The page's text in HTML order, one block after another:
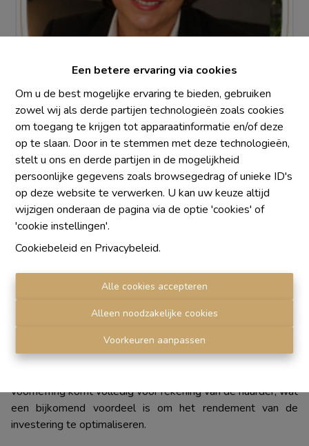
Een betere ervaring via cookies
Om u de best mogelijke ervaring te bieden, gebruiken
zowel wij als derde partijen technologieën zoals cookies
om toegang te krijgen tot apparaatinformatie en/of deze
op te slaan. Door in te stemmen met deze technologieën,
stelt u ons en derde partijen in de mogelijkheid
persoonlijke gegevens zoals browsegedrag of unieke ID's
op deze website te verwerken. U kan uw keuze altijd
wijzigen onderaan de pagina via de optie 'cookies' of
'cookie instellingen'.
Cookiebeleid en Privacybeleid.
Alle cookies accepteren
Alleen noodzakelijke cookies
Voorkeuren aanpassen
1 1 2 166 m²
177 m²
Water Lane Real Estate presenteert u deze uitstekende
investeringskans op een ideale locatie: een winkelpand dat
momenteel is ingericht als wellnesscentrum/spa, verdeeld
over drie verdiepingen en dat een gegarandeerd
huurinkomen oplevert.
Het pand is momenteel verhuurd via een commerciële
huurovereenkomst die loopt tot 31 januari 2033, met een
gegarandeerde maandelijkse huur van € 2.000, jaarlijks
geïndexeerd, waardoor een geleidelijke stijging van de
voorheffing komt volledig voor rekening van de huurder, wat
een bijkomend voordeel is om het rendement van de
investering te optimaliseren.